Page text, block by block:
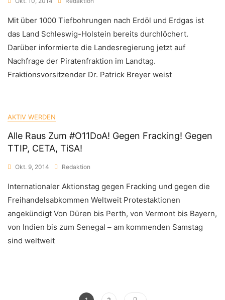
Mit über 1000 Tiefbohrungen nach Erdöl und Erdgas ist
das Land Schleswig-Holstein bereits durchlöchert.
Darüber informierte die Landesregierung jetzt auf
Nachfrage der Piratenfraktion im Landtag.
Fraktionsvorsitzender Dr. Patrick Breyer weist
AKTIV WERDEN
Alle Raus Zum #O11DoA! Gegen Fracking! Gegen
TTIP, CETA, TiSA!
Okt. 9, 2014 Redaktion
Internationaler Aktionstag gegen Fracking und gegen die
Freihandelsabkommen Weltweit Protestaktionen
angekündigt Von Düren bis Perth, von Vermont bis Bayern,
von Indien bis zum Senegal – am kommenden Samstag
sind weltweit